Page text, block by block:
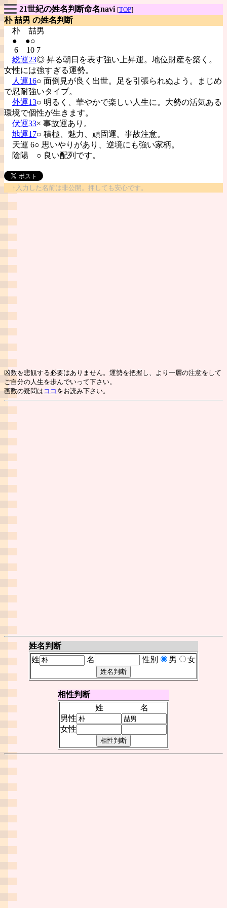
21世紀の姓名判断命名navi [TOP]
朴 喆男 の姓名判断
朴 喆男
● ●○
6 10 7
総運23◎ 昇る朝日を表す強い上昇運。地位財産を築く。
女性には強すぎる運勢。
人運16○ 面倒見が良く出世。足を引張られぬよう。まじめ
で忍耐強いタイプ。
外運13○ 明るく、華やかで楽しい人生に。大勢の活気ある
環境で個性が生きます。
伏運33× 事故運あり。
地運17○ 積極、魅力、頑固運。事故注意。
天運 6○ 思いやりがあり、逆境にも強い家柄。
陰陽 ○ 良い配列です。
↑入力した名前は非公開。押しても安心です。
凶数を悲観する必要はありません。運勢を把握し、より一層の注意をして
ご自分の人生を歩んでいって下さい。
画数の疑問は ココ をお読み下さい。
姓名判断
姓
名 性別 男 女
相性判断
姓
名
男性
女性